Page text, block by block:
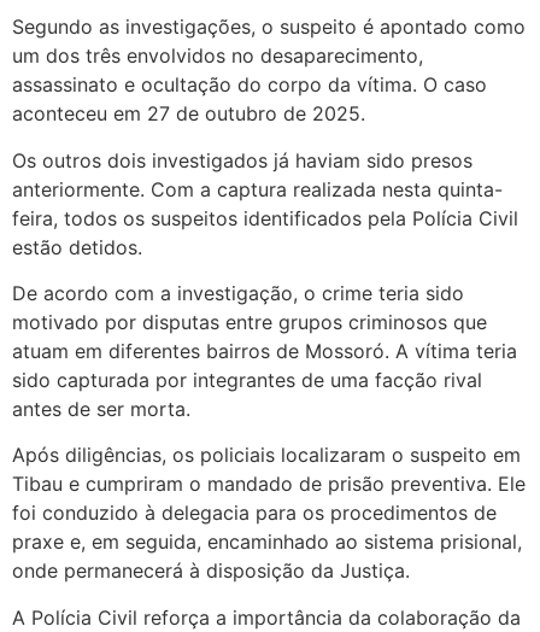
Segundo as investigações, o suspeito é apontado como
um dos três envolvidos no desaparecimento,
assassinato e ocultação do corpo da vítima. O caso
aconteceu em 27 de outubro de 2025.
Os outros dois investigados já haviam sido presos
anteriormente. Com a captura realizada nesta quinta-
feira, todos os suspeitos identificados pela Polícia Civil
estão detidos.
De acordo com a investigação, o crime teria sido
motivado por disputas entre grupos criminosos que
atuam em diferentes bairros de Mossoró. A vítima teria
sido capturada por integrantes de uma facção rival
antes de ser morta.
Após diligências, os policiais localizaram o suspeito em
Tibau e cumpriram o mandado de prisão preventiva. Ele
foi conduzido à delegacia para os procedimentos de
praxe e, em seguida, encaminhado ao sistema prisional,
onde permanecerá à disposição da Justiça.
A Polícia Civil reforça a importância da colaboração da